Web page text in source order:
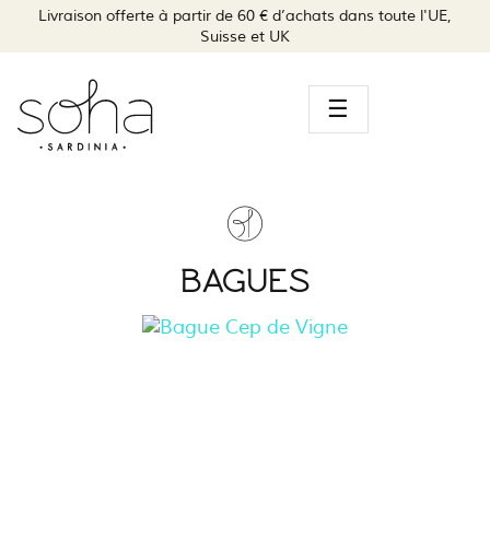
Livraison offerte à partir de 60 € d’achats dans toute l'UE,
Suisse et UK
Navegación
de
☰
BAGUES